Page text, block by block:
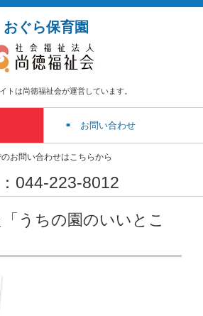
おぐら保育園
トは尚徳福祉会が運営しています。
お問い合わせ
お問い合わせはこちらから
044-223-8012
うちの園のいいとこ